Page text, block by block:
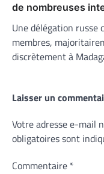
de nombreuses
Une délégation russe
membres,
discrètement à
Laisser un
Votre adresse e-mail
obligatoires sont
Commentaire *